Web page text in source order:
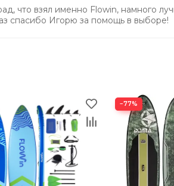
что взял именно Flowin, намного
спасибо Игорю за помощь в выборе!
−77%